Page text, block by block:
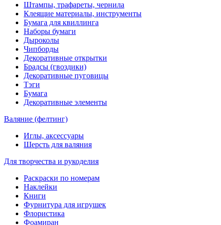
Штампы, трафареты, чернила
Клеящие материалы, инструменты
Бумага для квиллинга
Наборы бумаги
Дыроколы
Чипборды
Декоративные открытки
Брадсы (гвоздики)
Декоративные пуговицы
Тэги
Бумага
Декоративные элементы
Валяние (фелтинг)
Иглы, аксессуары
Шерсть для валяния
Для творчества и рукоделия
Раскраски по номерам
Наклейки
Книги
Фурнитура для игрушек
Флористика
Фоамиран